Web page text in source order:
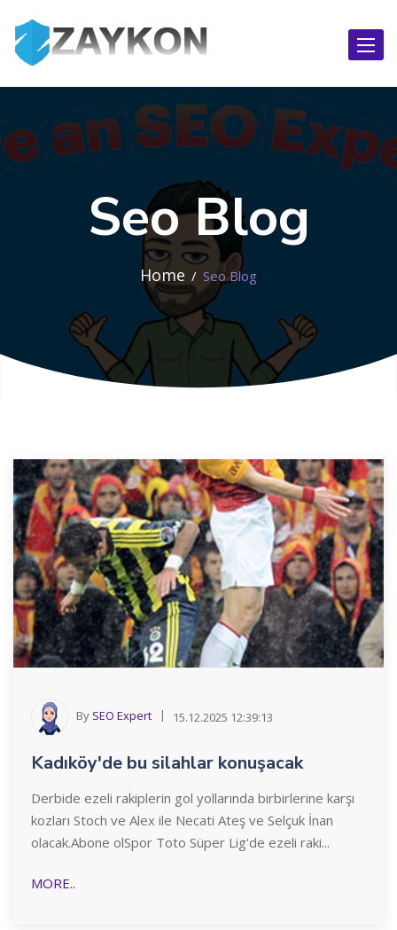
Seo Blog
Home Seo Blog
By SEO Expert 15.12.2025 12:39:13
Kadıköy'de bu silahlar konuşacak
Derbide ezeli rakiplerin gol yollarında birbirlerine karşı
kozları Stoch ve Alex ile Necati Ateş ve Selçuk İnan
olacak.Abone olSpor Toto Süper Lig'de ezeli raki...
MORE..